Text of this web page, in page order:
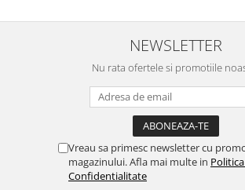
NEWSLETTER
Nu rata ofertele si promotiile
Vreau sa primesc newsletter cu
magazinului. Afla mai multe in
Confidentialitate